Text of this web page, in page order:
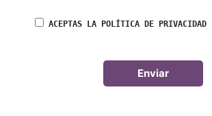
ACEPTAS LA POLÍTICA DE PRIVACIDAD